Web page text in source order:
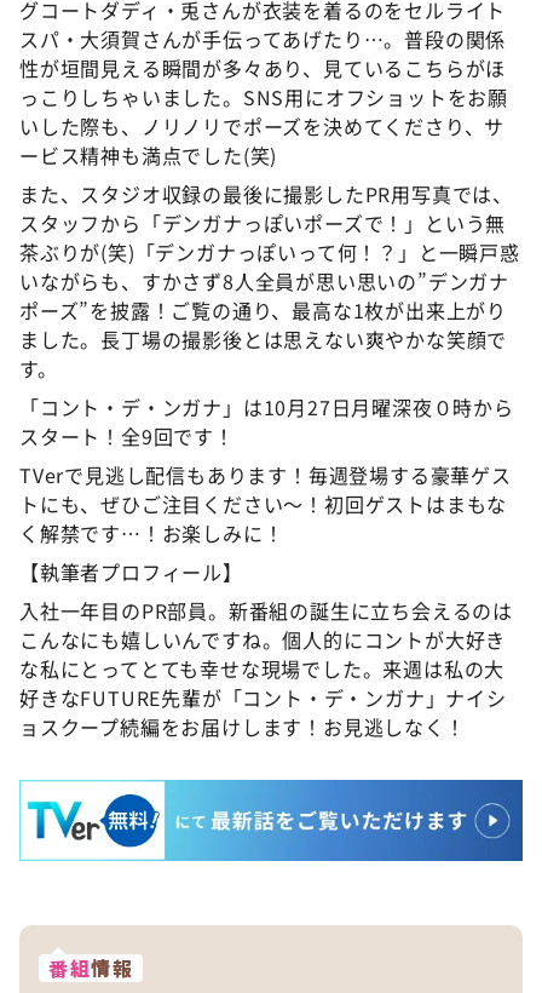
グコートダディ・兎さんが衣装を着るのをセルライト
スパ・大須賀さんが手伝ってあげたり…。普段の関係
性が垣間見える瞬間が多々あり、見ているこちらがほ
っこりしちゃいました。SNS用にオフショットをお願
いした際も、ノリノリでポーズを決めてくださり、サ
ービス精神も満点でした(笑)
また、スタジオ収録の最後に撮影したPR用写真では、
スタッフから「デンガナっぽいポーズで！」という無
茶ぶりが(笑)「デンガナっぽいって何！？」と一瞬戸惑
いながらも、すかさず8人全員が思い思いの”デンガナ
ポーズ”を披露！ご覧の通り、最高な1枚が出来上がり
ました。長丁場の撮影後とは思えない爽やかな笑顔で
す。
「コント・デ・ンガナ」は10月27日月曜深夜０時から
スタート！全9回です！
TVerで見逃し配信もあります！毎週登場する豪華ゲス
トにも、ぜひご注目ください～！初回ゲストはまもな
く解禁です…！お楽しみに！
【執筆者プロフィール】
入社一年目のPR部員。新番組の誕生に立ち会えるのは
こんなにも嬉しいんですね。個人的にコントが大好き
な私にとってとても幸せな現場でした。来週は私の大
好きなFUTURE先輩が「コント・デ・ンガナ」ナイシ
ョスクープ続編をお届けします！お見逃しなく！
番組情報